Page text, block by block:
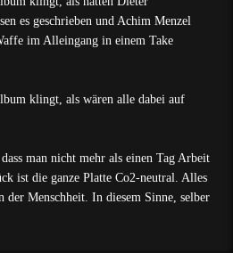
es geschrieben und Achim Menzel
im Alleingang in einem Take
klingt, als wären alle dabei auf
man nicht mehr als einen Tag Arbeit
ist die ganze Platte Co2-neutral. Alles
der Menschheit. In diesem Sinne, selber